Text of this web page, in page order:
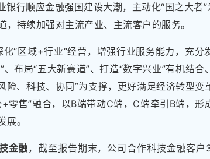
行顺应金融强国建设大潮，主动化“国之大者”
持续加强对主流产业、主流客户的服务。
“区域+行业”经营，增强行业服务能力，充分
布局“五大新赛道”、打造“数字兴业”有机结合
险、科技、协同”为支撑，更好满足经济转型变
售”融合，以B端带动C端，C端牵引B端，形
。
金融，截至报告期末，公司合作科技金融客